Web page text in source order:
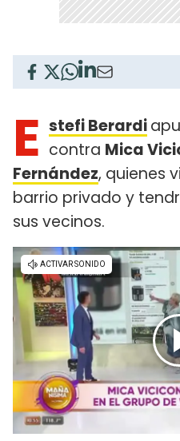
E stefi Berardi
contra Mica
Fernández, quienes
barrio privado y
sus vecinos.